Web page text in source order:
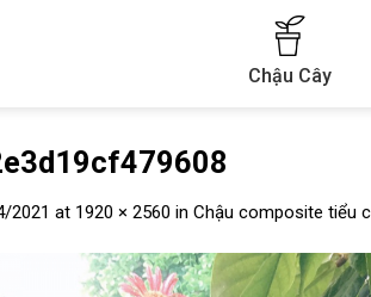
Chậu Cây
2021 at 1920 × 2560 in Chậu composite tiểu